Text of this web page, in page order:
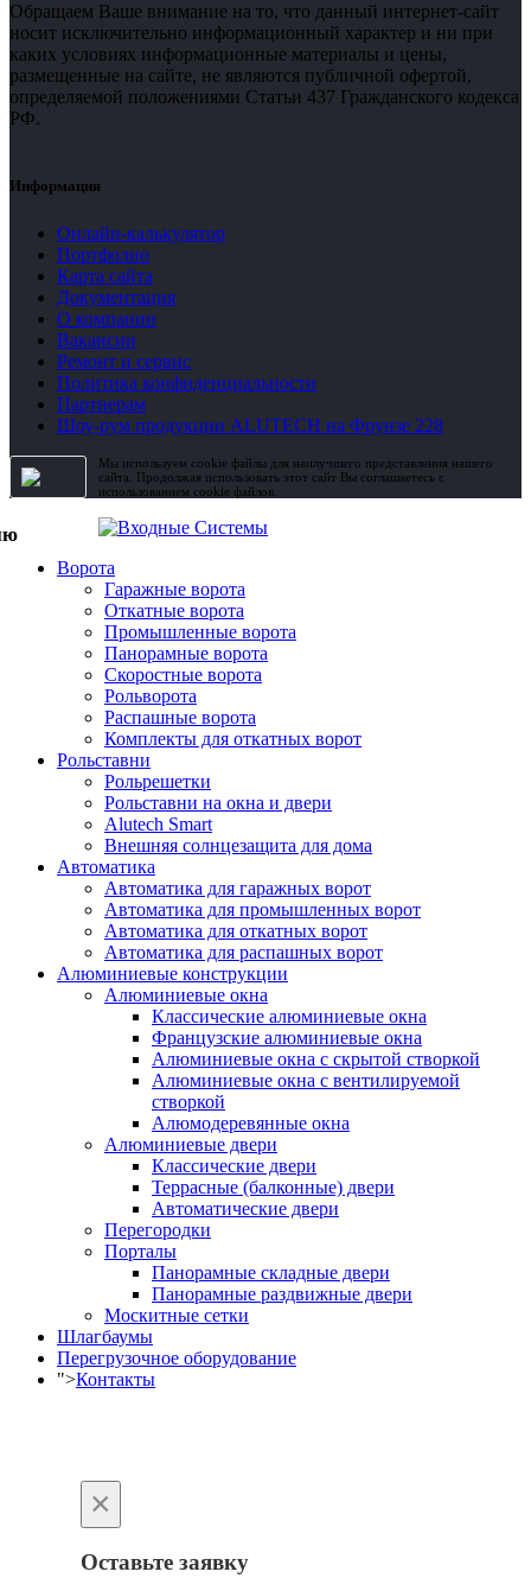
Обращаем Ваше внимание на то, что данный интернет-сайт
носит исключительно информационный характер и ни при
каких условиях информационные материалы и цены,
размещенные на сайте, не являются публичной офертой,
определяемой положениями Статьи 437 Гражданского кодекса
РФ.
Информация
Онлайн-калькулятор
Портфолио
Карта сайта
Документация
О компании
Вакансии
Ремонт и сервис
Политика конфиденциальности
Партнерам
Шоу-рум продукции ALUTECH на Фрунзе 228
Мы используем cookie файлы для наилучшего представления нашего
сайта. Продолжая использовать этот сайт Вы соглашаетесь с
использованием cookie файлов.
Ворота
Гаражные ворота
Откатные ворота
Промышленные ворота
Панорамные ворота
Скоростные ворота
Рольворота
Распашные ворота
Комплекты для откатных ворот
Рольставни
Рольрешетки
Рольставни на окна и двери
Alutech Smart
Внешняя солнцезащита для дома
Автоматика
Автоматика для гаражных ворот
Автоматика для промышленных ворот
Автоматика для откатных ворот
Автоматика для распашных ворот
Алюминиевые конструкции
Алюминиевые окна
Классические алюминиевые окна
Французские алюминиевые окна
Алюминиевые окна с скрытой створкой
Алюминиевые окна с вентилируемой
створкой
Алюмодеревянные окна
Алюминиевые двери
Классические двери
Террасные (балконные) двери
Автоматические двери
Перегородки
Порталы
Панорамные складные двери
Панорамные раздвижные двери
Москитные сетки
Шлагбаумы
Перегрузочное оборудование
">Контакты
×
Оставьте заявку